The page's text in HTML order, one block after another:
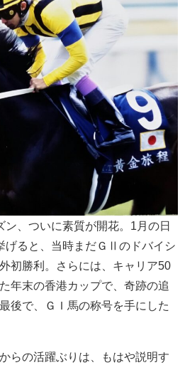
ン、ついに素質が開花。1月の日
げると、当時まだＧⅡのドバイシ
初勝利。さらには、キャリア50
年末の香港カップで、奇跡の追
後で、ＧＩ馬の称号を手にした
らの活躍ぶりは、もはや説明す